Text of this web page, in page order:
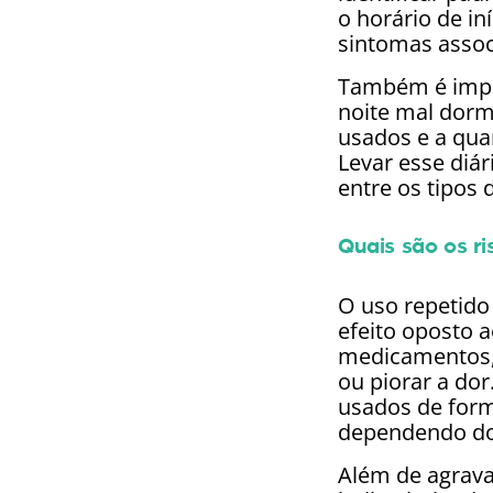
o horário de
sintomas
Também é
noite mal
usados e a
Levar esse
entre os tipos
Quais são os
O uso
efeito oposto
ou piorar a
usados de
dependendo
Além de